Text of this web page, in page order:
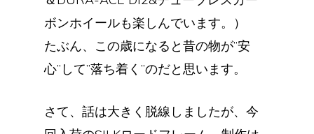
ボンホイールも楽しんでいます。）
たぶん、この歳になると昔の物が”安
心”して”落ち着く”のだと思います。
さて、話は大きく脱線しましたが、今